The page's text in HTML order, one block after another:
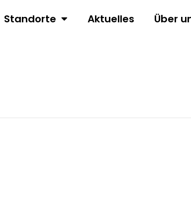
Standorte Aktuelles Über